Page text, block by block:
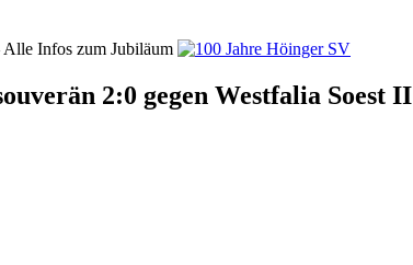
Infos zum Jubiläum
2:0 gegen Westfalia Soest II